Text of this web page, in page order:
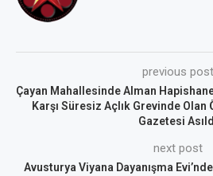
previous post
Çayan Mahallesinde Alman
Karşı Süresiz Açlık Grevinde Olan
Gazetesi
next post
Avusturya Viyana Dayanışma